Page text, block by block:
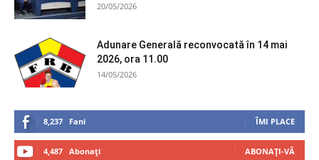
20/05/2026
Adunare Generală reconvocată în 14 mai
2026, ora 11.00
14/05/2026
8,237 Fani ÎMI PLACE
4,487 Abonați ABONAȚI-VĂ